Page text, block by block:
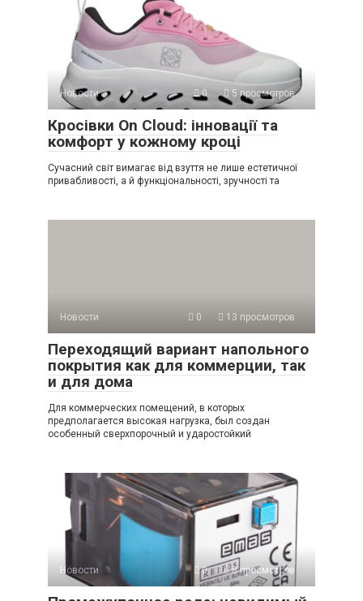
Новости 0 5 просмотров
Кросівки On Cloud: інновації та
комфорт у кожному кроці
Сучасний світ вимагає від взуття не лише естетичної
привабливості, а й функціональності, зручності та
Новости 0 13 просмотров
Переходящий вариант напольного
покрытия как для коммерции, так
и для дома
Для коммерческих помещений, в которых
предполагается высокая нагрузка, был создан
особенный сверхпорочный и ударостойкий
Новости 0 8 просмотров